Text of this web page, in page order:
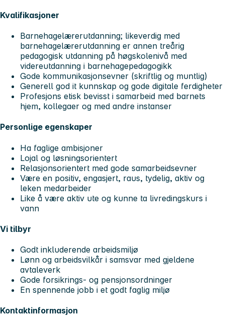
Kvalifikasjoner
Barnehagelærerutdanning; likeverdig med
barnehagelærerutdanning er annen treårig
pedagogisk utdanning på høgskolenivå med
videreutdanning i barnehagepedagogikk
Gode kommunikasjonsevner (skriftlig og muntlig)
Generell god it kunnskap og gode digitale ferdigheter
Profesjons etisk bevisst i samarbeid med barnets
hjem, kollegaer og med andre instanser
Personlige egenskaper
Ha faglige ambisjoner
Lojal og løsningsorientert
Relasjonsorientert med gode samarbeidsevner
Være en positiv, engasjert, raus, tydelig, aktiv og
leken medarbeider
Like å være aktiv ute og kunne ta livredingskurs i
vann
Vi tilbyr
Godt inkluderende arbeidsmiljø
Lønn og arbeidsvilkår i samsvar med gjeldene
avtaleverk
Gode forsikrings- og pensjonsordninger
En spennende jobb i et godt faglig miljø
Kontaktinformasjon